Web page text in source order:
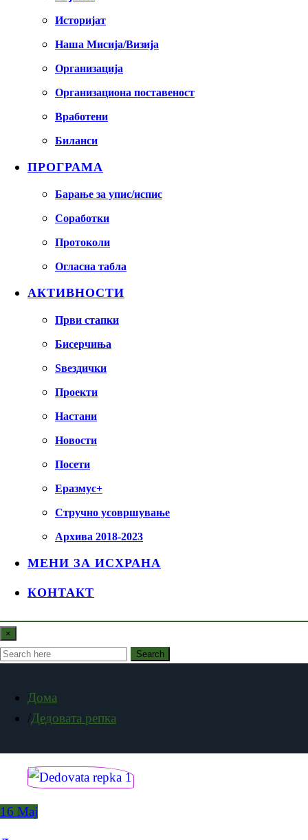
Историјат
Наша Мисија/Визија
Организација
Организациона поставеност
Вработени
Биланси
ПРОГРАМА
Барање за упис/испис
Соработки
Протоколи
Огласна табла
АКТИВНОСТИ
Први стапки
Бисерчиња
Ѕвездички
Проекти
Настани
Новости
Посети
Еразмус+
Стручно усовршување
Архива 2018-2023
МЕНИ ЗА ИСХРАНА
КОНТАКТ
×
Search
Дома
Дедовата репка
16 Мај